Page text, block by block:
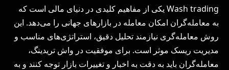
Wash trading یکی از مفاهیم کلیدی در دنیای مالی است که
به معامله‌گران امکان معامله در بازارهای جهانی را می‌دهد. این
روش معامله‌گری نیازمند تحلیل دقیق، استراتژی‌های مناسب و
مدیریت ریسک موثر است. برای موفقیت در واش تریدینگ،
معامله‌گران باید به دقت به اخبار و تغییرات بازار توجه کنند و به